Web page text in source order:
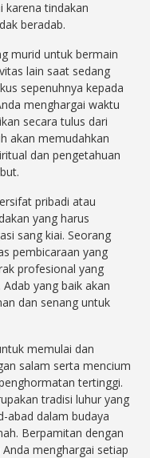
karena tindakan
beradab.
murid untuk bermain
lain saat sedang
sepenuhnya kepada
menghargai waktu
secara tulus dari
akan memudahkan
dan pengetahuan
pribadi atau
yang harus
sang kiai. Seorang
pembicaraan yang
profesional yang
yang baik akan
dan senang untuk
memulai dan
salam serta mencium
tertinggi.
tradisi luhur yang
abad dalam budaya
Berpamitan dengan
menghargai setiap